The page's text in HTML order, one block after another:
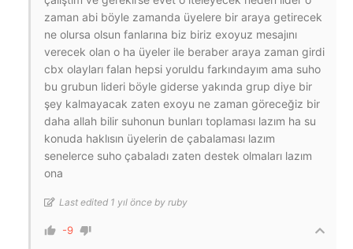
zaman abi böyle zamanda üyelere bir araya getirecek
ne olursa olsun fanlarına biz biriz exoyuz mesajını
verecek olan o ha üyeler ile beraber araya zaman girdi
cbx olayları falan hepsi yoruldu farkındayım ama suho
bu grubun lideri böyle giderse yakında grup diye bir
şey kalmayacak zaten exoyu ne zaman göreceğiz bir
daha allah bilir suhonun bunları toplaması lazım ha su
konuda haklısın üyelerin de çabalaması lazım
senelerce suho çabaladı zaten destek olmaları lazım
ona
Last edited 1 yıl önce by ruby
-9